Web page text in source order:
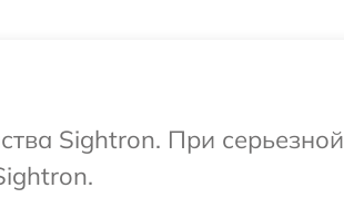
Sightron. При серьезной